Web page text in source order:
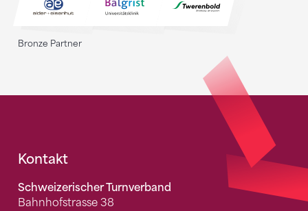
Bronze Partner
Fusszeile
Kontakt
Schweizerischer Turnverband
Bahnhofstrasse 38